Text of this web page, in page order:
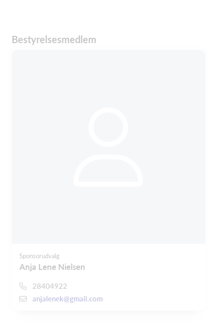
Bestyrelsesmedlem
Sponsorudvalg
Anja Lene Nielsen
28404922
anjalenek@gmail.com